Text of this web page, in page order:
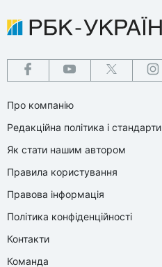
Про компанію
Редакційна політика і стандарти
Як стати нашим автором
Правила користування
Правова інформація
Політика конфіденційності
Контакти
Команда